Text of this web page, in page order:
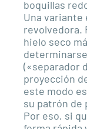
boquillas
Una variante
revolvedora.
hielo seco
(«separador
proyección
este modo
su patrón de
Por eso, si